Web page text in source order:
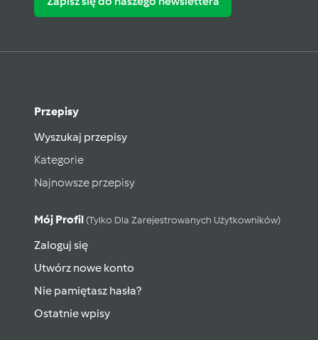
Przepisy
Wyszukaj przepisy
Kategorie
Najnowsze przepisy
Mój Profil (tylko Dla Zarejestrowanych Użytkowników)
Zaloguj się
Utwórz nowe konto
Nie pamiętasz hasła?
Ostatnie wpisy